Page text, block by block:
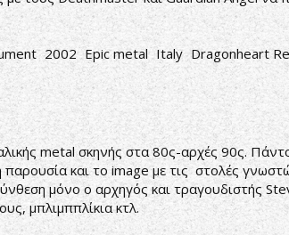
2002 Epic metal Italy Dragonheart
metal σκηνής στα 80ς-αρχές 90ς.
παρουσία και το image με τις στολές
μόνο ο αρχηγός και τραγουδιστής
μπλιμππλίκια κτλ.